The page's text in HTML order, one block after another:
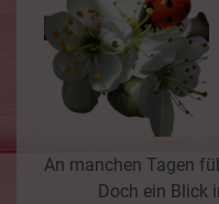
An manchen Tagen
Doch ein Blick